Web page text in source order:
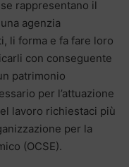
rappresentano il
agenzia
li forma e fa fare loro
con conseguente
patrimonio
per l’attuazione
lavoro richiestaci più
per la
(OCSE).